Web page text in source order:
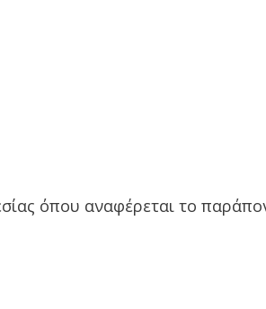
όπου αναφέρεται το